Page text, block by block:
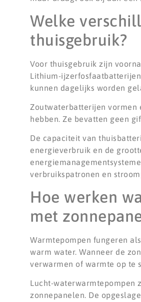
Welke
thuisgebruik?
Voor thuisgebruik zijn
Lithium-
kunnen dagelijks worden
Zoutwaterbatterijen
hebben. Ze bevatten geen
De capaciteit van
energieverbruik en de
verbruikspatronen en
Hoe werken
met
Warmtepompen fungeren
warm water. Wanneer de
verwarmen of warmte op te
Lucht-waterwarmtepompen
zonnepanelen. De